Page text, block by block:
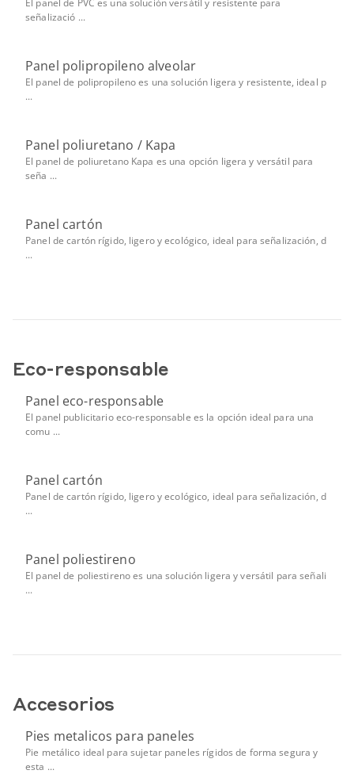
El panel de PVC es una solución versátil y resistente para
señalizació ...
Panel polipropileno alveolar
El panel de polipropileno es una solución ligera y resistente, ideal p
...
Panel poliuretano / Kapa
El panel de poliuretano Kapa es una opción ligera y versátil para
seña ...
Panel cartón
Panel de cartón rígido, ligero y ecológico, ideal para señalización, d
...
Eco-responsable
Panel eco-responsable
El panel publicitario eco-responsable es la opción ideal para una
comu ...
Panel cartón
Panel de cartón rígido, ligero y ecológico, ideal para señalización, d
...
Panel poliestireno
El panel de poliestireno es una solución ligera y versátil para señali
...
Accesorios
Pies metalicos para paneles
Pie metálico ideal para sujetar paneles rígidos de forma segura y
esta ...